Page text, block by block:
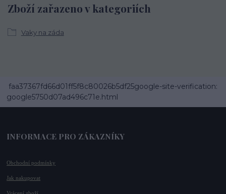
Zboží zařazeno v kategoriích
Vaky na záda
faa37367fd66d01ff5f8c80026b5df25google-site-verification:
google5750d07ad496c71e.html
INFORMACE PRO ZÁKAZNÍKY
Obchodní podmínky
Jak nakupovat